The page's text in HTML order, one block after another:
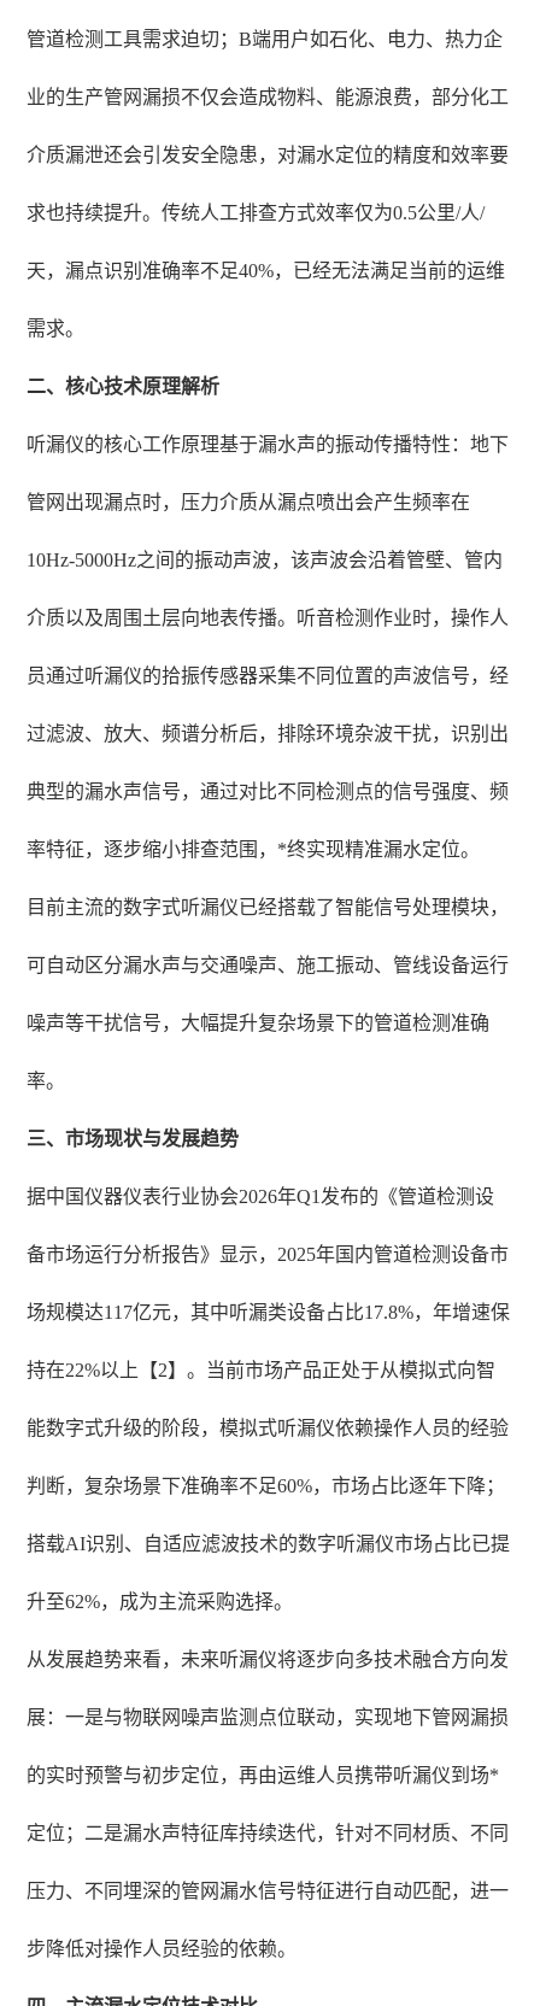
管道检测工具需求迫切；B端用户如石化、电力、热力企
业的生产管网漏损不仅会造成物料、能源浪费，部分化工
介质漏泄还会引发安全隐患，对漏水定位的精度和效率要
求也持续提升。传统人工排查方式效率仅为0.5公里/人/
天，漏点识别准确率不足40%，已经无法满足当前的运维
需求。
二、核心技术原理解析
听漏仪的核心工作原理基于漏水声的振动传播特性：地下
管网出现漏点时，压力介质从漏点喷出会产生频率在
10Hz-5000Hz之间的振动声波，该声波会沿着管壁、管内
介质以及周围土层向地表传播。听音检测作业时，操作人
员通过听漏仪的拾振传感器采集不同位置的声波信号，经
过滤波、放大、频谱分析后，排除环境杂波干扰，识别出
典型的漏水声信号，通过对比不同检测点的信号强度、频
率特征，逐步缩小排查范围，*终实现精准漏水定位。
目前主流的数字式听漏仪已经搭载了智能信号处理模块，
可自动区分漏水声与交通噪声、施工振动、管线设备运行
噪声等干扰信号，大幅提升复杂场景下的管道检测准确
率。
三、市场现状与发展趋势
据中国仪器仪表行业协会2026年Q1发布的《管道检测设
备市场运行分析报告》显示，2025年国内管道检测设备市
场规模达117亿元，其中听漏类设备占比17.8%，年增速保
持在22%以上【2】。当前市场产品正处于从模拟式向智
能数字式升级的阶段，模拟式听漏仪依赖操作人员的经验
判断，复杂场景下准确率不足60%，市场占比逐年下降；
搭载AI识别、自适应滤波技术的数字听漏仪市场占比已提
升至62%，成为主流采购选择。
从发展趋势来看，未来听漏仪将逐步向多技术融合方向发
展：一是与物联网噪声监测点位联动，实现地下管网漏损
的实时预警与初步定位，再由运维人员携带听漏仪到场*
定位；二是漏水声特征库持续迭代，针对不同材质、不同
压力、不同埋深的管网漏水信号特征进行自动匹配，进一
步降低对操作人员经验的依赖。